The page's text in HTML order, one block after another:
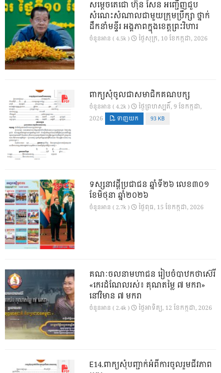
សម្តេចតេជោ ហ៊ុន សែន អញ្ជើញជួប
សំណេះសំណាលជាមួយក្រុមប្រឹក្សា ថ្នាក់
ដឹកនាំមន្ទីរ អង្គភាពក្នុងខេត្តព្រះវិហារ
ចំនួនអាន ( 4.5k ) ថ្ងៃ​សុក្រ, 10 ខែ​កក្កដា, 2026
ពាក្យសុំចូលជាសមាជិកគណបក្ស
ចំនួនអាន ( 4.2k )
ថ្ងៃ​ព្រហស្បតិ៍, 9 ខែ​កក្កដា,
2026
ទាញយក 93 KB
ទស្សនាវដ្ដីប្រជាជន ឆ្នាំទី២៦ លេខ៣០១
ខែមិថុនា ឆ្នាំ២០២៦
ចំនួនអាន ( 2.7k ) ថ្ងៃ​ពុធ, 15 ខែ​កក្កដា, 2026
គណៈចលនាមហាជន រៀបចំបាឋកថាស៊េរី
«កេរដំណែលរស់៖ គុណតម្លៃ ៧ មករា»
នៅវិមាន ៧ មករា
ចំនួនអាន ( 2.4k ) ថ្ងៃ​អាទិត្យ, 12 ខែ​កក្កដា, 2026
E14.ពាក្យសុំបញ្ជាក់អំពីការចូលរួមជីវភាព